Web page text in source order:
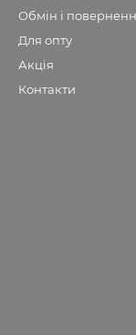
Обмін і
Для опту
Акція
Контакти